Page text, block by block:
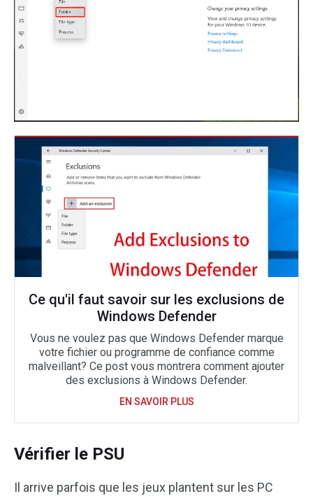
Ce qu'il faut savoir sur les exclusions de
Windows Defender
Vous ne voulez pas que Windows Defender marque
votre fichier ou programme de confiance comme
malveillant? Ce post vous montrera comment ajouter
des exclusions à Windows Defender.
EN SAVOIR PLUS
Vérifier le PSU
Il arrive parfois que les jeux plantent sur les PC